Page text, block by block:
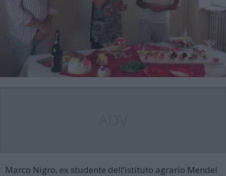
Marco Nigro, ex studente dell’istituto agrario Mendel